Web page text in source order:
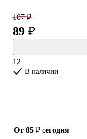
стендами и планингом.
107 ₽
89 ₽
12
В наличии
от 85 ₽ сегодня